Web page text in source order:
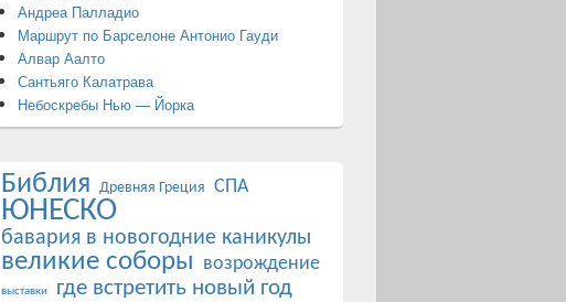
Андреа Палладио
Маршрут по Барселоне Антонио Гауди
Алвар Аалто
Сантьяго Калатрава
Небоскребы Нью — Йорка
Библия Древняя Греция СПА
ЮНЕСКО
бавария в новогодние каникулы
великие соборы возрождение
выставки где встретить новый год